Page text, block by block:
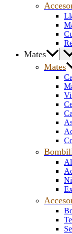
Mates
Mates